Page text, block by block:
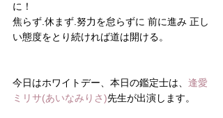
に！
焦らず.休まず.努力を怠らずに 前に進み 正し
い態度をとり続ければ道は開ける。
今日はホワイトデー、本日の鑑定士は、 逢愛
ミリサ(あいなみりさ)先生が出演します。